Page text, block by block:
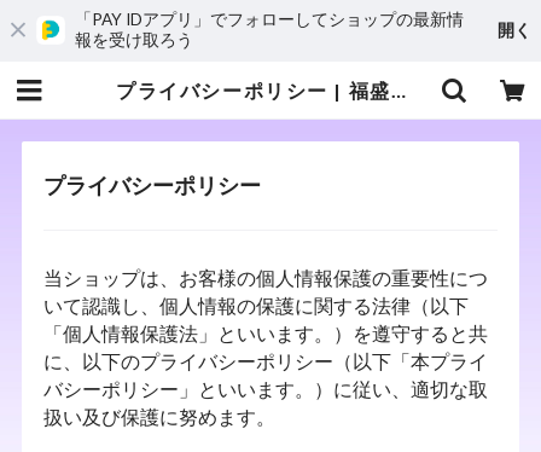
「PAY IDアプリ」でフォローしてショップの最新情
報を受け取ろう
開く
プライバシーポリシー | 福盛堂 三味線・島太鼓・エイサー太鼓 奄美 琉球楽器専門店
プライバシーポリシー
当ショップは、お客様の個人情報保護の重要性につ
いて認識し、個人情報の保護に関する法律（以下
「個人情報保護法」といいます。）を遵守すると共
に、以下のプライバシーポリシー（以下「本プライ
バシーポリシー」といいます。）に従い、適切な取
扱い及び保護に努めます。